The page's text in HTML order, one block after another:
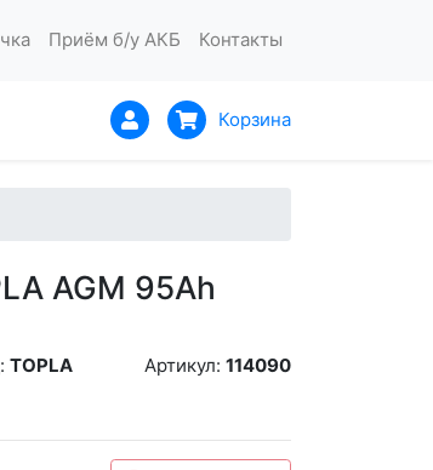
Приём б/у АКБ Контакты
Корзина
AGM 95Ah
TOPLA Артикул: 114090